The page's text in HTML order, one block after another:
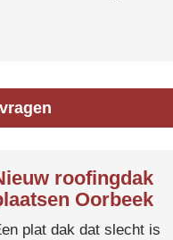
roofingdak
Oorbeek
plat dak dat slecht is